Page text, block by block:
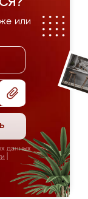
или
данных